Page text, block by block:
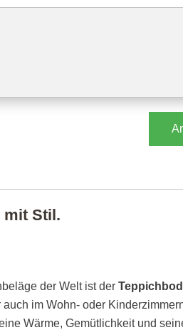
mit Stil.
der Welt ist der
im Wohn- oder
Wärme, Gemütlichkeit und